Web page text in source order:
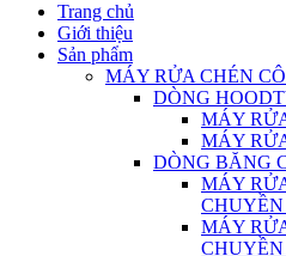
Trang chủ
Giới thiệu
Sản phẩm
MÁY RỬA CHÉN
DÒNG
MÁY
MÁY
DÒNG BĂNG
MÁY
CHUYỀN
MÁY
CHUYỀN